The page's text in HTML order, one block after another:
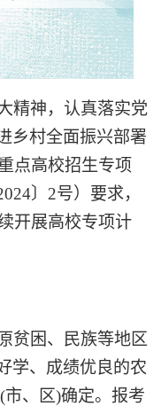
精神，认真落实党
乡村全面振兴部署
点高校招生专项
〕2号）要求，
开展高校专项计
贫困、民族等地区
学、成绩优良的农
、区)确定。报考